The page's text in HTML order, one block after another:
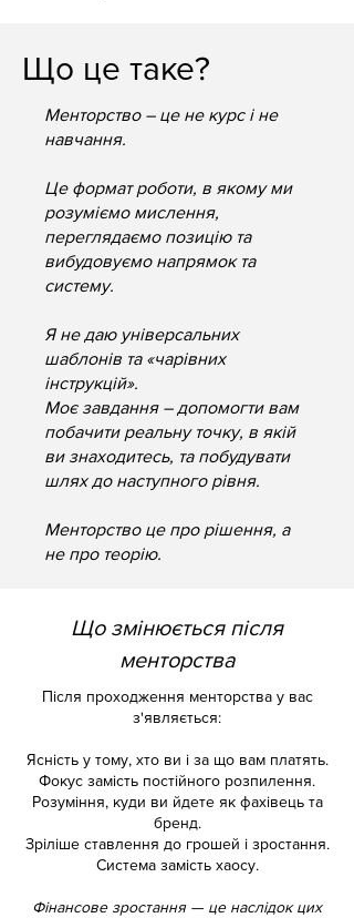
Що це таке?
Менторство – це не курс і не
навчання.
Це формат роботи, в якому ми
розуміємо мислення,
переглядаємо позицію та
вибудовуємо напрямок та
систему.
Я не даю універсальних
шаблонів та «чарівних
інструкцій».
Моє завдання – допомогти вам
побачити реальну точку, в якій
ви знаходитесь, та побудувати
шлях до наступного рівня.
Менторство це про рішення, а
не про теорію.
Що змінюється після
менторства
Після проходження менторства у вас
з'являється:
Ясність у тому, хто ви і за що вам платять.
Фокус замість постійного розпилення.
Розуміння, куди ви йдете як фахівець та
бренд.
Зріліше ставлення до грошей і зростання.
Система замість хаосу.
Фінансове зростання — це наслідок цих